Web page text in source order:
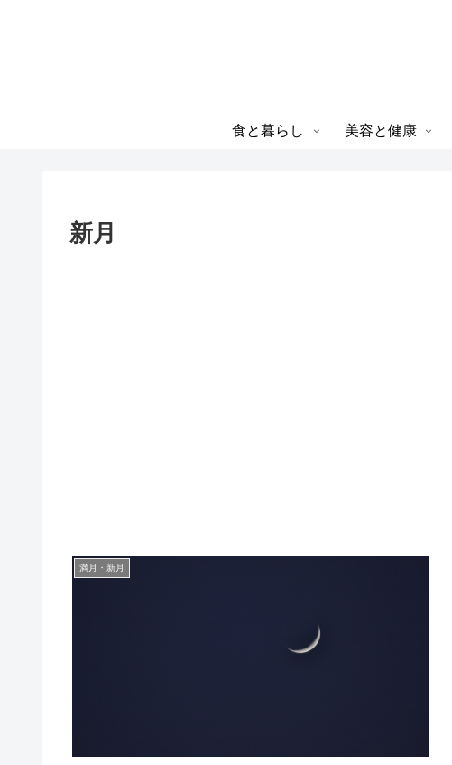
食と暮らし 美容と健康
新月
満月・新月